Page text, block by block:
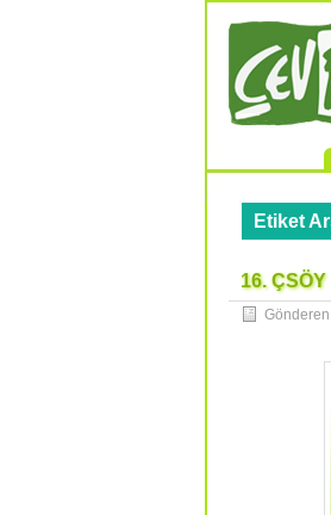
Etiket
16.